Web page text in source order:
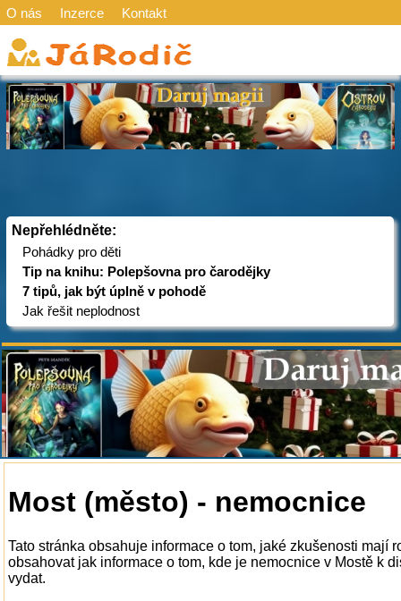
O nás Inzerce Kontakt
Nepřehlédněte:
Pohádky pro děti
Tip na knihu: Polepšovna pro čarodějky
7 tipů, jak být úplně v pohodě
Jak řešit neplodnost
Most (město) - nemocnice
Tato stránka obsahuje informace o tom, jaké zkušenosti mají
obsahovat jak informace o tom, kde je nemocnice v Mostě k
vydat.